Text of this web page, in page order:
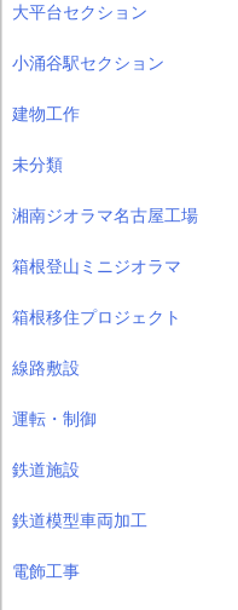
大平台セクション
小涌谷駅セクション
建物工作
未分類
湘南ジオラマ名古屋工場
箱根登山ミニジオラマ
箱根移住プロジェクト
線路敷設
運転・制御
鉄道施設
鉄道模型車両加工
電飾工事